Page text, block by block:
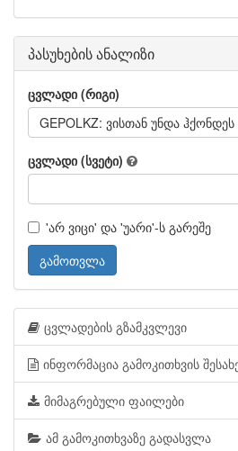
პასუხების ანალიზი
ცვლადი (რიგი)
GEPOLKZ: ვისთან უნდა
ცვლადი (სვეტი)
'არ ვიცი' და 'უარი'-ს გარეშე
გამოთვლა
ცვლადების გზამკვლევი
ინფორმაცია გამოკითხვის
მიმაგრებული ფაილები
ამ გამოკითხვაზე გადასვლა